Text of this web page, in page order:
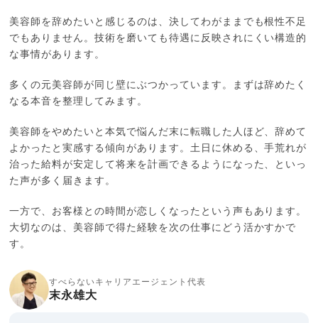
美容師を辞めたいと感じるのは、決してわがままでも根性不足
でもありません。技術を磨いても待遇に反映されにくい構造的
な事情があります。
多くの元美容師が同じ壁にぶつかっています。まずは辞めたく
なる本音を整理してみます。
美容師をやめたいと本気で悩んだ末に転職した人ほど、辞めて
よかったと実感する傾向があります。土日に休める、手荒れが
治った給料が安定して将来を計画できるようになった、といっ
た声が多く届きます。
一方で、お客様との時間が恋しくなったという声もあります。
大切なのは、美容師で得た経験を次の仕事にどう活かすかで
す。
すべらないキャリアエージェント代表
末永雄大